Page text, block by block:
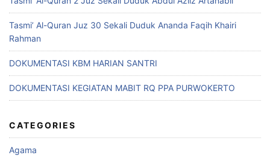
Tasmi’ Al-Quran Juz 30 Sekali Duduk Ananda Faqih Khairi
Rahman
DOKUMENTASI KBM HARIAN SANTRI
DOKUMENTASI KEGIATAN MABIT RQ PPA PURWOKERTO
CATEGORIES
Agama